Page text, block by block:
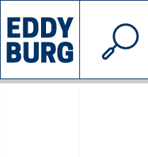
INIZIATIVE
© 2026